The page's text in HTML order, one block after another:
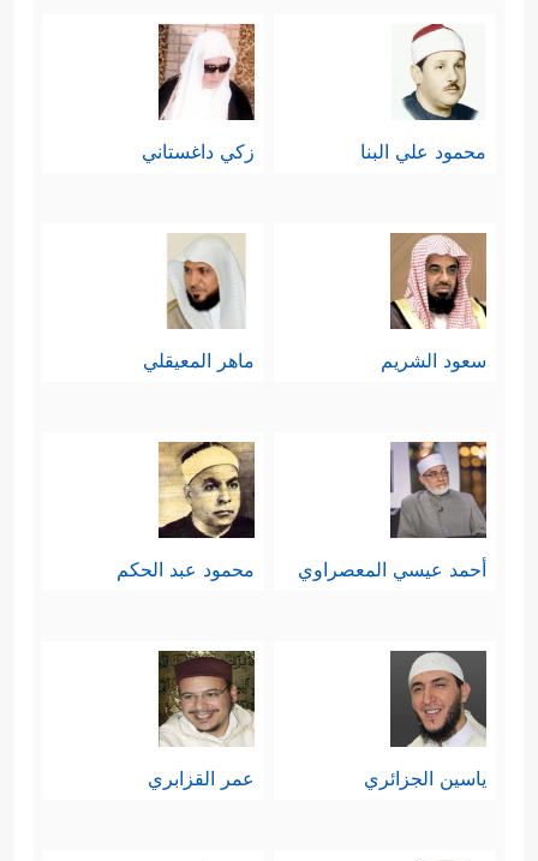
محمود علي البنا زكي داغستاني
سعود الشريم ماهر المعيقلي
أحمد عيسي المعصراوي محمود عبد الحكم
ياسين الجزائري عمر القزابري